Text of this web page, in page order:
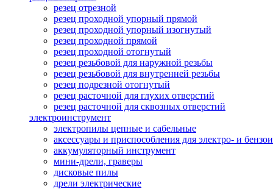
резец отрезной
резец проходной упорный прямой
резец проходной упорный изогнутый
резец проходной прямой
резец проходной отогнутый
резец резьбовой для наружной резьбы
резец резьбовой для внутренней резьбы
резец подрезной отогнутый
резец расточной для глухих отверстий
резец расточной для сквозных отверстий
электроинструмент
электропилы цепные и сабельные
аксессуары и приспособления для электро- и
аккумуляторный инструмент
мини-дрели, граверы
дисковые пилы
дрели электрические